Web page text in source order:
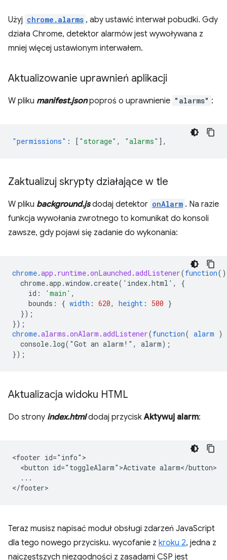
Użyj chrome.alarms , aby ustawić interwał pobudki. Gdy
działa Chrome, detektor alarmów jest wywoływana z
mniej więcej ustawionym interwałem.
Aktualizowanie uprawnień aplikacji
W pliku manifest.jsonpoproś o uprawnienie "alarms" :
"permissions" : [ "storage" , "alarms" ],
Zaktualizuj skrypty działające w tle
W pliku background.jsdodaj detektor onAlarm . Na razie
funkcja wywołania zwrotnego to komunikat do konsoli
zawsze, gdy pojawi się zadanie do wykonania:
chrome.app . runtime.onLaunched .addListener(function()
chrome.app.window.create('index.html',
{
id : 'main' ,
bounds : { width : 620, height : 500 }
});
});
chrome.alarms .onAlarm .addListener(function( alarm )
console.log("Got an alarm!", alarm) ;
});
Aktualizacja widoku HTML
Do strony index.htmldodaj przyciskAktywuj alarm:
<footer id="info">
  <button id="toggleAlarm">Activate alarm</button>
  ...
Teraz musisz napisać moduł obsługi zdarzeń JavaScript
dla tego nowego przycisku. wycofanie z kroku 2, jedna z
najczęstszych niezgodności z zasadami CSP jest